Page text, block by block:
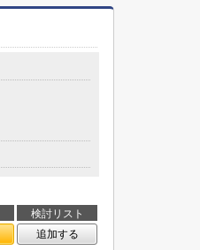
検討リスト
追加する